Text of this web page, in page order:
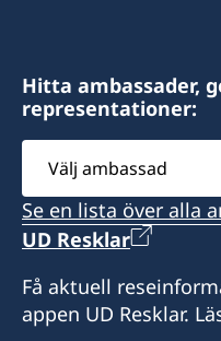
Hitta ambassader,
representationer:
Välj
ambassad
Se en lista över alla
UD Resklar
Få aktuell
appen UD Resklar.